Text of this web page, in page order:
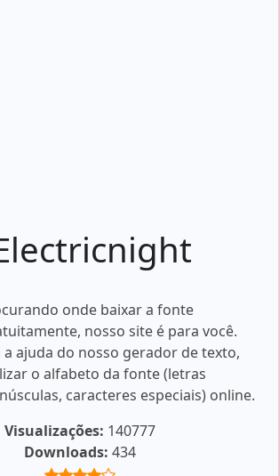
onde baixar a fonte
nosso site é para você.
a ajuda do nosso gerador de texto,
o alfabeto da fonte (letras
caracteres especiais) online.
Visualizações: 140777
Downloads: 434